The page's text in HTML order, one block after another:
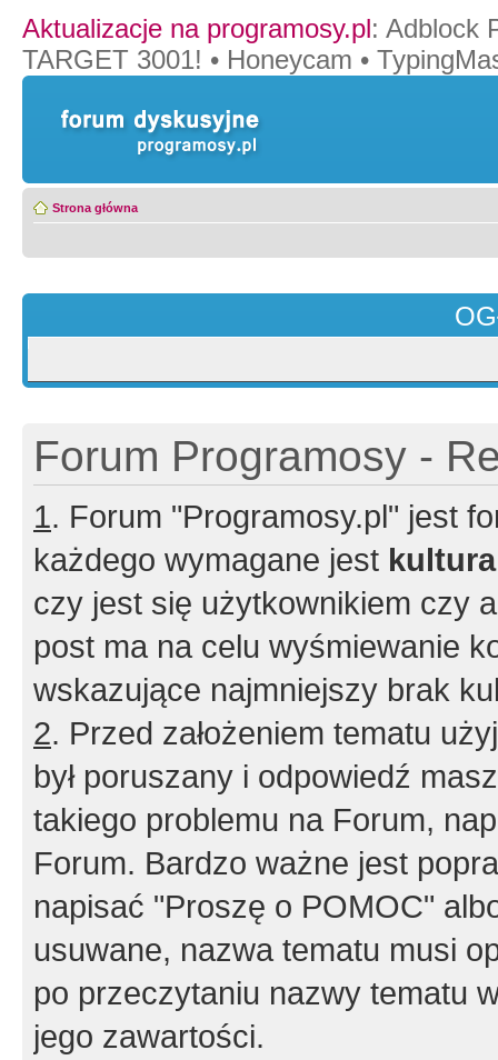
Aktualizacje na programosy.pl: Adblock
TARGET 3001! • Honeycam •
Strona główna
Forum Programosy -
1. Forum "Programosy.pl" jest
każdego wymagane jest
czy jest się użytkownikiem czy
post ma na celu wyśmiewanie
wskazujące najmniejszy brak
2. Przed założeniem tematu
był poruszany i odpowiedź
takiego problemu na Forum,
Forum. Bardzo ważne jest
napisać "Proszę o POMOC"
usuwane, nazwa tematu musi
po przeczytaniu nazwy tematu
jego zawartości.